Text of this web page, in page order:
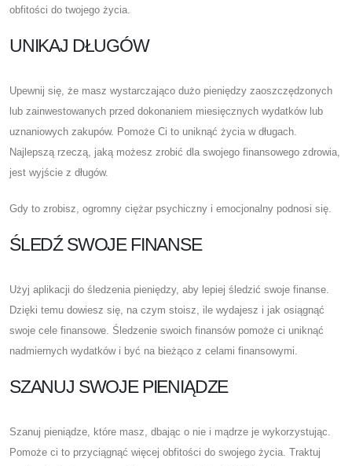
obfitości do twojego życia.
UNIKAJ DŁUGÓW
Upewnij się, że masz wystarczająco dużo pieniędzy zaoszczędzonych
lub zainwestowanych przed dokonaniem miesięcznych wydatków lub
uznaniowych zakupów. Pomoże Ci to uniknąć życia w długach.
Najlepszą rzeczą, jaką możesz zrobić dla swojego finansowego zdrowia,
jest wyjście z długów.
Gdy to zrobisz, ogromny ciężar psychiczny i emocjonalny podnosi się.
ŚLEDŹ SWOJE FINANSE
Użyj aplikacji do śledzenia pieniędzy, aby lepiej śledzić swoje finanse.
Dzięki temu dowiesz się, na czym stoisz, ile wydajesz i jak osiągnąć
swoje cele finansowe. Śledzenie swoich finansów pomoże ci uniknąć
nadmiernych wydatków i być na bieżąco z celami finansowymi.
SZANUJ SWOJE PIENIĄDZE
Szanuj pieniądze, które masz, dbając o nie i mądrze je wykorzystując.
Pomoże ci to przyciągnąć więcej obfitości do swojego życia. Traktuj